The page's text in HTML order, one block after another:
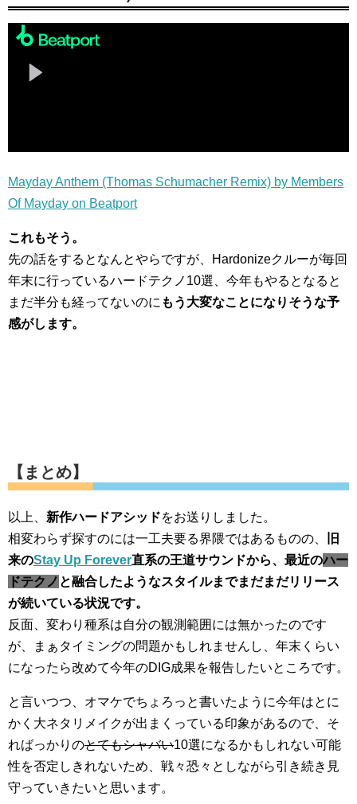
Mayday Anthem (Thomas Schumacher Remix) by Members
Of Mayday on Beatport
これもそう。
先の話をするとなんとやらですが、Hardonizeクルーが毎回
年末に行っているハードテクノ10選、今年もやるとなると
まだ半分も経ってないのに もう大変なことになりそうな予
感がします。
【まとめ】
以上、 新作ハードアシッドをお送りしました。
相変わらず探すのには一工夫要る界隈ではあるものの、
旧
来のStay Up Forever直系の王道サウンドから、最近のハー
ドテクノ と融合したようなスタイルまでまだまだリリース
が続いている状況です。
反面、変わり種系は自分の観測範囲には無かったのです
が、まぁタイミングの問題かもしれませんし、年末くらい
になったら改めて今年のDIG成果を報告したいところです。
と言いつつ、オマケでちょろっと書いたように今年はとに
かく大ネタリメイクが出まくっている印象があるので、そ
ればっかりのとてもシャバい10選になるかもしれない可能
性を否定しきれないため、戦々恐々としながら引き続き見
守っていきたいと思います。